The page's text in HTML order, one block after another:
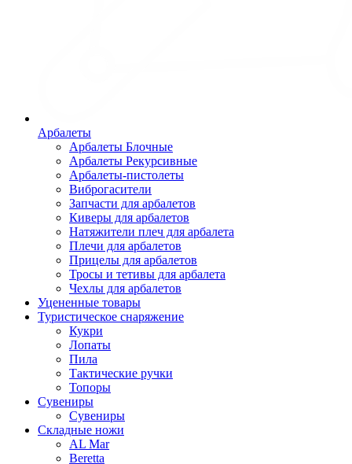
Арбалеты
Арбалеты Блочные
Арбалеты Рекурсивные
Арбалеты-пистолеты
Виброгасители
Запчасти для арбалетов
Киверы для арбалетов
Натяжители плеч для арбалета
Плечи для арбалетов
Прицелы для арбалетов
Тросы и тетивы для арбалета
Чехлы для арбалетов
Уцененные товары
Туристическое снаряжение
Кукри
Лопаты
Пила
Тактические ручки
Топоры
Сувениры
Сувениры
Складные ножи
AL Mar
Beretta